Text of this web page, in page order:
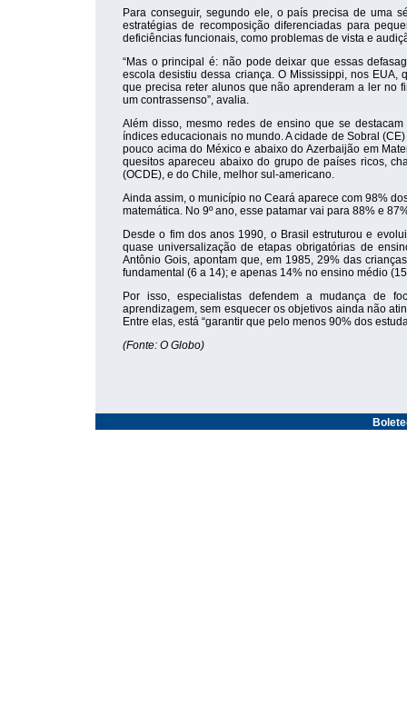
Para conseguir, segundo ele, o país precisa de uma
estratégias de recomposição diferenciadas para
deficiências funcionais, como problemas de vista e
“Mas o principal é: não pode deixar que essas
escola desistiu dessa criança. O Mississippi, nos
que precisa reter alunos que não aprenderam a ler no
um contrassenso”, avalia.
Além disso, mesmo redes de ensino que se
índices educacionais no mundo. A cidade de Sobral
pouco acima do México e abaixo do Azerbaijão em
quesitos apareceu abaixo do grupo de países ricos,
(OCDE), e do Chile, melhor sul-americano.
Ainda assim, o município no Ceará aparece com 98%
matemática. No 9º ano, esse patamar vai para 88% e
Desde o fim dos anos 1990, o Brasil estruturou e
quase universalização de etapas obrigatórias de
Antônio Gois, apontam que, em 1985, 29% das
fundamental (6 a 14); e apenas 14% no ensino médio
Por isso, especialistas defendem a mudança de
aprendizagem, sem esquecer os objetivos ainda não
Entre elas, está “garantir que pelo menos 90% dos
(Fonte: O Globo)